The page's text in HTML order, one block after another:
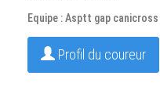
Equipe : Asptt gap canicross
Profil du coureur